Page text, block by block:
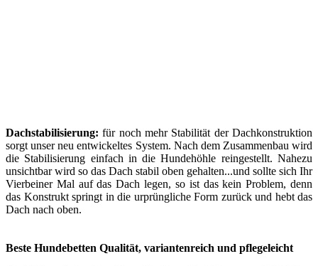
Dachstabilisierung:für noch mehr Stabilität der Dachkonstruktion
sorgt unser neu entwickeltes System. Nach dem Zusammenbau wird
die Stabilisierung einfach in die Hundehöhle reingestellt. Nahezu
unsichtbar wird so das Dach stabil oben gehalten...und sollte sich Ihr
Vierbeiner Mal auf das Dach legen, so ist das kein Problem, denn
das Konstrukt springt in die urprüngliche Form zurück und hebt das
Dach nach oben.
Beste Hundebetten Qualität, variantenreich und pflegeleicht